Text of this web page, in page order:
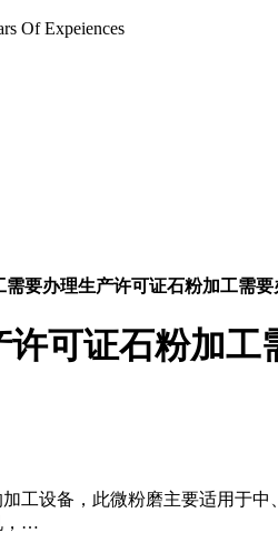
Of Expeiences
要办理生产许可证石粉加工需
可证石粉加
工设备，此微粉磨主要适用于
，…